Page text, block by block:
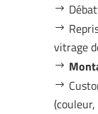
vitrage